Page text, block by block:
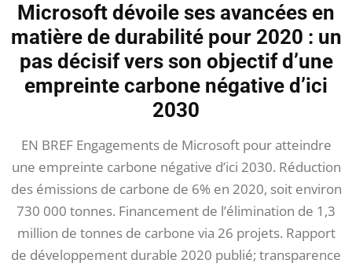
Microsoft dévoile ses avancées en
matière de durabilité pour 2020 : un
pas décisif vers son objectif d’une
empreinte carbone négative d’ici
2030
EN BREF Engagements de Microsoft pour atteindre
une empreinte carbone négative d’ici 2030. Réduction
des émissions de carbone de 6% en 2020, soit environ
730 000 tonnes. Financement de l’élimination de 1,3
million de tonnes de carbone via 26 projets. Rapport
de développement durable 2020 publié; transparence